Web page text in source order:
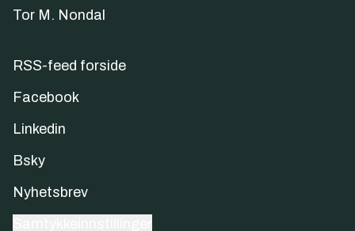
Tor M. Nondal
RSS-feed forside
Facebook
Linkedin
Bsky
Nyhetsbrev